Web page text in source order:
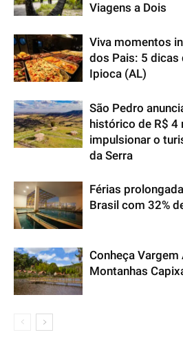
Viagens a Dois
Viva momentos
dos Pais: 5 dicas
Ipioca (AL)
São Pedro
histórico de R$ 4
impulsionar o
da Serra
Férias
Brasil com 32%
Conheça
Montanhas